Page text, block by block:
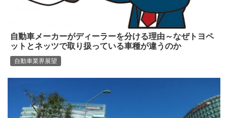
自動車メーカーがディーラーを分ける理由～なぜトヨペ
ットとネッツで取り扱っている車種が違うのか
自動車業界展望